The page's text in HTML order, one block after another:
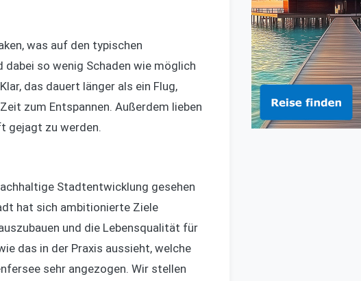
was auf den typischen
so wenig Schaden wie möglich
das dauert länger als ein Flug,
zum Entspannen. Außerdem lieben
gejagt zu werden.
Stadtentwicklung gesehen
hat sich ambitionierte Ziele
und die Lebensqualität für
das in der Praxis aussieht, welche
sehr angezogen. Wir stellen